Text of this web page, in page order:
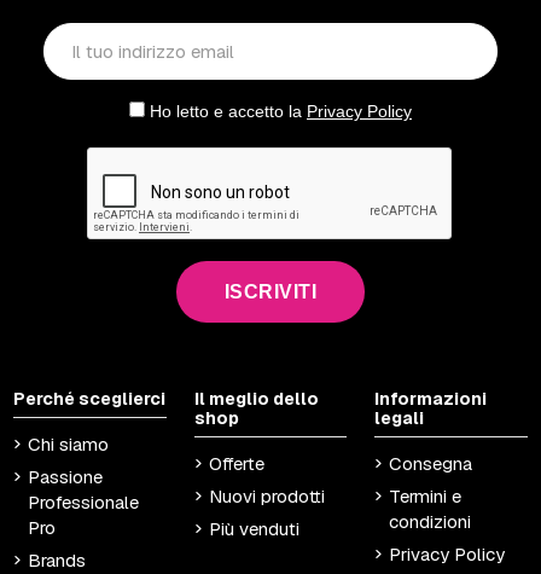
Ho letto e accetto la Privacy Policy
ISCRIVITI
Perché sceglierci
Chi siamo
Passione
Professionale
Pro
Brands
Il meglio dello
shop
Offerte
Nuovi prodotti
Più venduti
Informazioni
legali
Consegna
Termini e
condizioni
Privacy Policy